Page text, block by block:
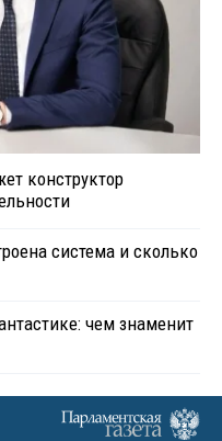
конструктор
система и сколько
чем знаменит